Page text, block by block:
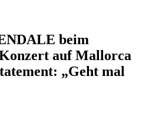
beim
auf Mallorca
„Geht mal